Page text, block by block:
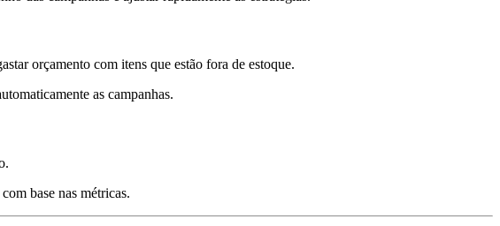
orçamento com itens que estão fora de estoque.
as campanhas.
base nas métricas.